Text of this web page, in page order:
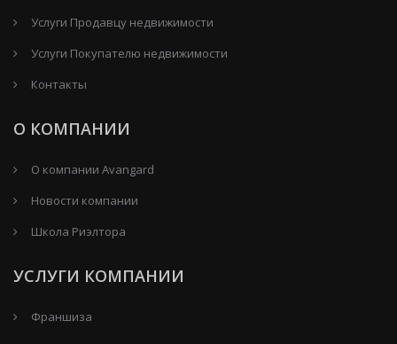
Услуги Продавцу недвижимости
Услуги Покупателю недвижимости
Контакты
О КОМПАНИИ
О компании Avangard
Новости компании
Школа Риэлтора
УСЛУГИ КОМПАНИИ
Франшиза